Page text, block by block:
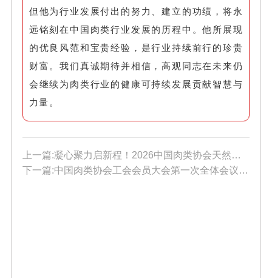
但他为行业发展付出的努力、建立的功绩，将永
远铭刻在中国肉类行业发展的历程中。他所展现
的优良风范和宝贵经验，是行业持续前行的珍贵
财富。我们真诚期待并相信，高观同志在未来仍
会继续为肉类行业的健康可持续发展贡献智慧与
力量。
上一篇:凝心聚力启新程！2026中国肉类协会天然肠衣分会秘书处完成换届调整
下一篇:中国肉类协会工会会员大会第一次全体会议在京召开